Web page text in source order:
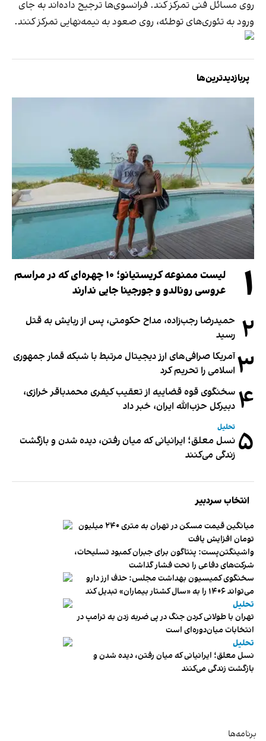
روی مسائل فنی تمرکز کند. فرانسوی‌ها ترجیح داده‌اند به جای
ورود به تئوری‌های توطئه، روی صعود به نیمه‌نهایی تمرکز کنند.
پربازدیدترین‌ها
۱
لیست ممنوعه کریستیانو؛ ۱۰ چهره‌ای که در مراسم
عروسی رونالدو و جورجینا جایی ندارند
۲ حمیدرضا رجب‌زاده، مداح حکومتی، پس از ربایش به قتل
رسید
۳آمریکا صرافی‌های ارز دیجیتال مرتبط با شبکه قمار جمهوری
اسلامی را تحریم کرد
۴ سخنگوی قوه قضاییه از تعقیب کیفری محمدباقر خرازی،
دبیر‌کل حزب‌الله ایران، خبر داد
۵ تحلیل
نسل معلق؛ ایرانیانی که میان رفتن، دیده شدن و بازگشت
زندگی می‌کنند
انتخاب سردبیر
میانگین قیمت مسکن در تهران به متری ۲۴۰ میلیون
تومان افزایش یافت
واشینگتن‌پست: پنتاگون برای جبران کمبود تسلیحات،
شرکت‌های دفاعی را تحت فشار گذاشت
سخنگوی کمیسیون بهداشت مجلس: حذف ارز دارو
می‌تواند ۱۴۰۶ را به «سال کشتار بیماران» تبدیل کند
تحلیل
تهران با طولانی کردن جنگ در پی ضربه زدن به ترامپ در
انتخابات میان‌دوره‌ای است
تحلیل
نسل معلق؛ ایرانیانی که میان رفتن، دیده شدن و
بازگشت زندگی می‌کنند
برنامه‌ها